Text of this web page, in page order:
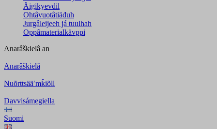
Äigikyevdil
Ohtâvuotâtiäđuh
Jurgâleijeeh já tuulhah
Oppâmaterialkävppi
Anarâškielâ an
Anarâškielâ
Nuõrttsääʹmǩiõll
Davvisámegiella
Suomi